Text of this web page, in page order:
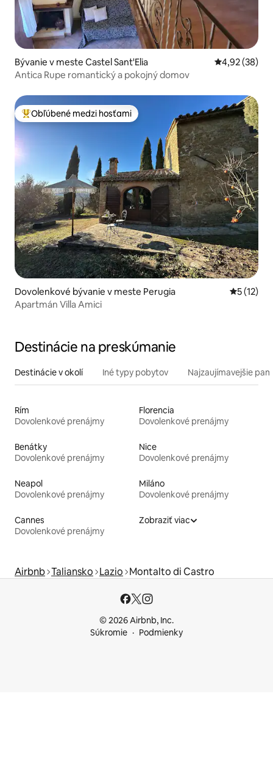
Bývanie v meste Castel Sant'Elia Priemerné
4,92 (38)
Antica Rupe romantický a pokojný domov
Najobľúbenejšie medzi hosťami
Obľúbené medzi hosťami
Dovolenkové bývanie v meste Perugia
5 (12)
Apartmán Villa Amici
Destinácie na preskúmanie
Destinácie v okolí Iné typy pobytov Najzaujímavejšie
Rím
Dovolenkové prenájmy
Florencia
Dovolenkové prenájmy
Benátky
Dovolenkové prenájmy
Nice
Dovolenkové prenájmy
Neapol
Dovolenkové prenájmy
Miláno
Dovolenkové prenájmy
Cannes
Dovolenkové prenájmy
Zobraziť viac
Airbnb Taliansko Lazio Montalto di Castro
© 2026 Airbnb, Inc.
Súkromie
Podmienky